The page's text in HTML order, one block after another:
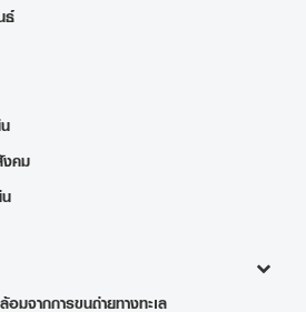
ธ์
คม
มจากการขนถ่ายทางทะเล